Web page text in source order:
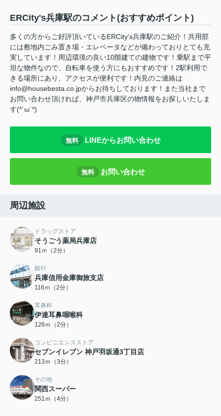
ERCity's兵庫駅のコメント(おすすめポイント)
多くの方からご好評頂いているERCity's兵庫駅のご紹介！共用部
には敷地内ごみ置き場・エレベータなどが備わっておりとても充
実しています！周辺環境の良い10階建ての建物です！乗駅まで平
坦な物件なので、自転車を使う方にもおすすめです！2駅利用で
きる場所にあり、アクセスが便利です！内見のご連絡は
info@housebesta.co.jpからお待ちしております！また当社まで
お問い合わせ頂ければ、神戸市兵庫区の物情報をお探しいたしま
す(*´ω`*)
無料 LINEからお問い合わせ
無料 お問い合わせ
周辺施設
ドラッグストア
そうごう薬局兵庫店
91ｍ（2分）
銀行
兵庫信用金庫御旅支店
116ｍ（2分）
耳鼻科
伊達耳鼻咽喉科
126ｍ（2分）
コンビニエンスストア
セブンイレブン 神戸羽坂通3丁目店
213ｍ（3分）
その他
関西スーパー
251ｍ（4分）